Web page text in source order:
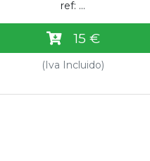
ref: ...
15 €
(Iva Incluido)